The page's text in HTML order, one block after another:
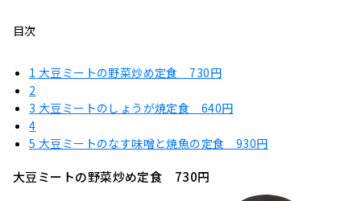
目次
1 大豆ミートの野菜炒め定食 730円
2
3 大豆ミートのしょうが焼定食 640円
4
5 大豆ミートのなす味噌と焼魚の定食 930円
大豆ミートの野菜炒め定食 730円